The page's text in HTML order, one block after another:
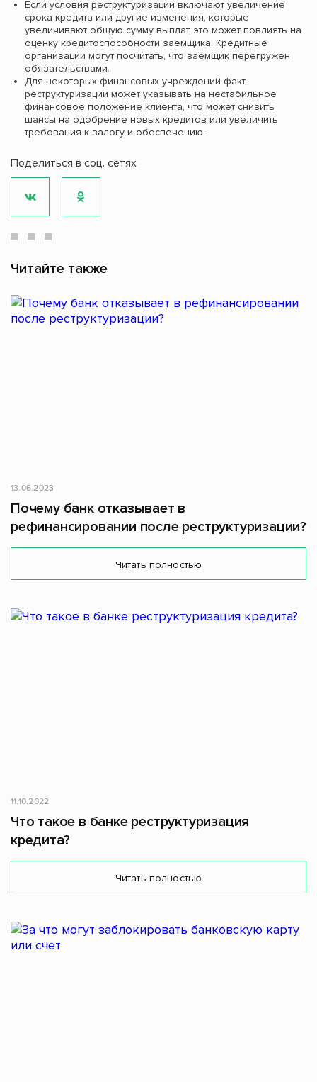
Если условия реструктуризации включают увеличение
срока кредита или другие изменения, которые
увеличивают общую сумму выплат, это может повлиять на
оценку кредитоспособности заёмщика. Кредитные
организации могут посчитать, что заёмщик перегружен
обязательствами.
Для некоторых финансовых учреждений факт
реструктуризации может указывать на нестабильное
финансовое положение клиента, что может снизить
шансы на одобрение новых кредитов или увеличить
требования к залогу и обеспечению.
Поделиться в соц. сетях
Читайте также
13.06.2023
Почему банк отказывает в
рефинансировании после реструктуризации?
Читать полностью
11.10.2022
Что такое в банке реструктуризация
кредита?
Читать полностью